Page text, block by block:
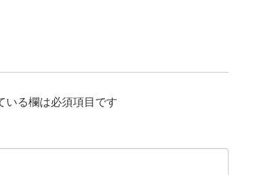
いる欄は必須項目です